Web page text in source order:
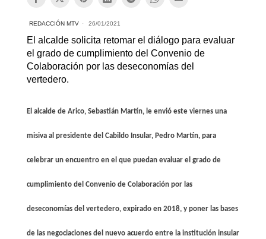
REDACCIÓN MTV 26/01/2021
El alcalde solicita retomar el diálogo para evaluar
el grado de cumplimiento del Convenio de
Colaboración por las deseconomías del
vertedero.
El alcalde de Arico, Sebastián Martín, le envió este viernes una
misiva al presidente del Cabildo Insular, Pedro Martín, para
celebrar un encuentro en el que puedan evaluar el grado de
cumplimiento del Convenio de Colaboración por las
deseconomías del vertedero, expirado en 2018, y poner las bases
de las negociaciones del nuevo acuerdo entre la institución insular